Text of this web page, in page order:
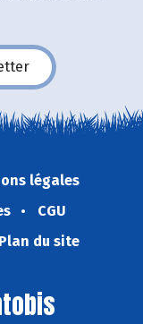
légales
CGU
Plan du site